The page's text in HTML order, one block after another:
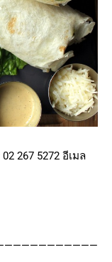
267 5272 อีเมล